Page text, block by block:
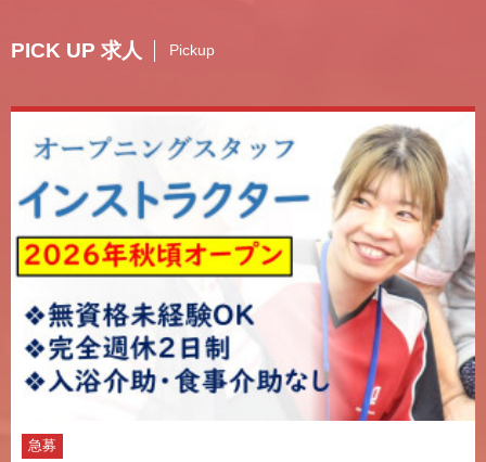
PICK UP 求人 Pickup
急募